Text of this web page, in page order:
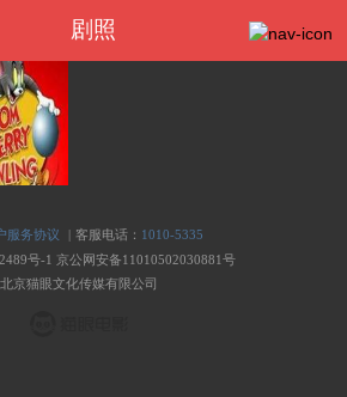
剧照
服务协议 客服电话： 1010-5335
号-1 京公网安备11010502030881号
北京猫眼文化传媒有限公司